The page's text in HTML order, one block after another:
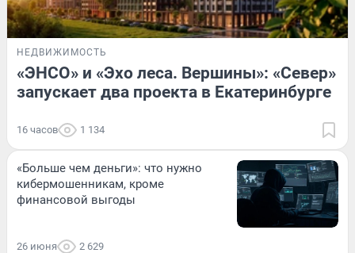
НЕДВИЖИМОСТЬ
«ЭНСО» и «Эхо леса. Вершины»: «Север»
запускает два проекта в Екатеринбурге
16 часов 1 134
«Больше чем деньги»: что нужно
кибермошенникам, кроме
финансовой выгоды
26 июня 2 629